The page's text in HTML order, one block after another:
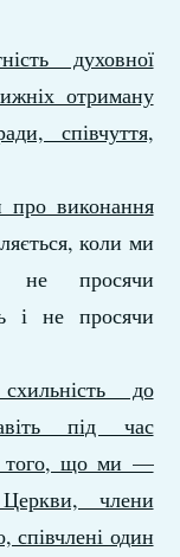
духовної
отриману
співчуття,
про виконання
коли ми
не просячи
і не просячи
до
під час
того, що ми —
члени
співчлені один